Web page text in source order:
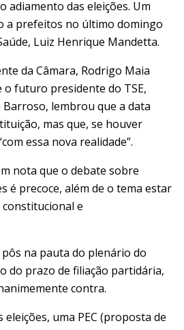
adiamento das eleições. Um
a prefeitos no último domingo
Luiz Henrique Mandetta.
da Câmara, Rodrigo Maia
o futuro presidente do TSE,
lembrou que a data
mas que, se houver
essa nova realidade”.
nota que o debate sobre
é precoce, além de o tema estar
e
na pauta do plenário do
do prazo de filiação partidária,
contra.
eleições, uma PEC (proposta de